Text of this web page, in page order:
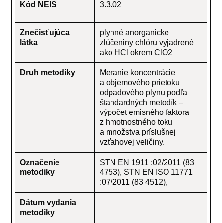
Kód NEIS 3.3.02
Znečisťujúca
látka
plynné anorganické
zlúčeniny chlóru vyjadrené
ako HCl okrem ClO2
Druh metodiky
Meranie koncentrácie
a objemového prietoku
odpadového plynu podľa
štandardných metodík –
výpočet emisného faktora
z hmotnostného toku
a množstva príslušnej
vzťahovej veličiny.
Označenie
metodiky
STN EN 1911 :02/2011 (83
4753), STN EN ISO 11771
:07/2011 (83 4512),
Dátum vydania
metodiky